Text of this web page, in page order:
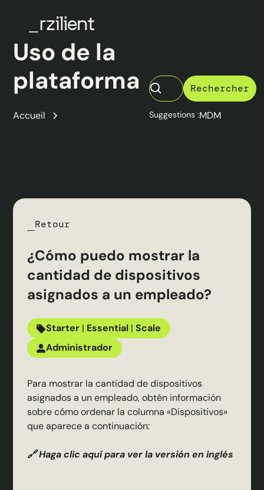
Uso de la
plataforma
Accueil Suggestions :MDM
Retour
¿Cómo puedo mostrar la
cantidad de dispositivos
asignados a un empleado?
Starter | Essential | Scale
Administrador
Para mostrar la cantidad de dispositivos
asignados a un empleado, obtén información
sobre cómo ordenar la columna «Dispositivos»
que aparece a continuación:
🔗 Haga clic aquí para ver la versión en inglés